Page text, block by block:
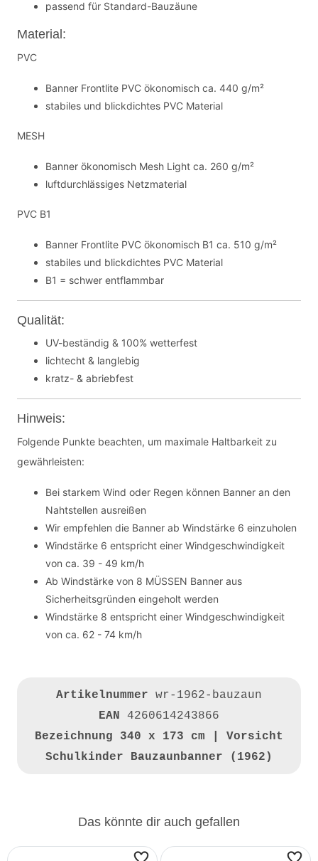
passend für Standard-Bauzäune
Material:
PVC
Banner Frontlite PVC ökonomisch ca. 440 g/m²
stabiles und blickdichtes PVC Material
MESH
Banner ökonomisch Mesh Light ca. 260 g/m²
luftdurchlässiges Netzmaterial
PVC B1
Banner Frontlite PVC ökonomisch B1 ca. 510 g/m²
stabiles und blickdichtes PVC Material
B1 = schwer entflammbar
Qualität:
UV-beständig & 100% wetterfest
lichtecht & langlebig
kratz- & abriebfest
Hinweis:
Folgende Punkte beachten, um maximale Haltbarkeit zu
gewährleisten:
Bei starkem Wind oder Regen können Banner an den
Nahtstellen ausreißen
Wir empfehlen die Banner ab Windstärke 6 einzuholen
Windstärke 6 entspricht einer Windgeschwindigkeit
von ca. 39 - 49 km/h
Ab Windstärke von 8 MÜSSEN Banner aus
Sicherheitsgründen eingeholt werden
Windstärke 8 entspricht einer Windgeschwindigkeit
von ca. 62 - 74 km/h
Artikelnummer wr-1962-bauzaun
EAN 4260614243866
Bezeichnung 340 x 173 cm | Vorsicht
Schulkinder Bauzaunbanner (1962)
Das könnte dir auch gefallen